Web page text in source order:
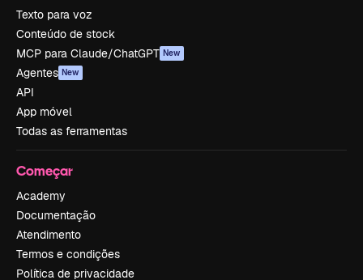
Texto para voz
Conteúdo de stock
MCP para Claude/ChatGPT New
Agentes New
API
App móvel
Todas as ferramentas
Começar
Academy
Documentação
Atendimento
Termos e condições
Política de privacidade